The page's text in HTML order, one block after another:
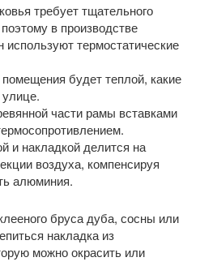
требует тщательного
в производстве
термостатические
будет теплой, какие
части рамы вставками
и накладкой делится на
воздуха, компенсируя
алюминия.
бруса дуба, сосны или
накладка из
можно окрасить или